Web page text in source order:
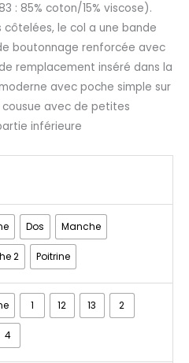
: 85% coton/15% viscose).
le col a une bande
boutonnage renforcée avec
remplacement inséré dans la
avec poche simple sur
avec de petites
inférieure
Dos Manche
2 Poitrine
1 12 13 2
4